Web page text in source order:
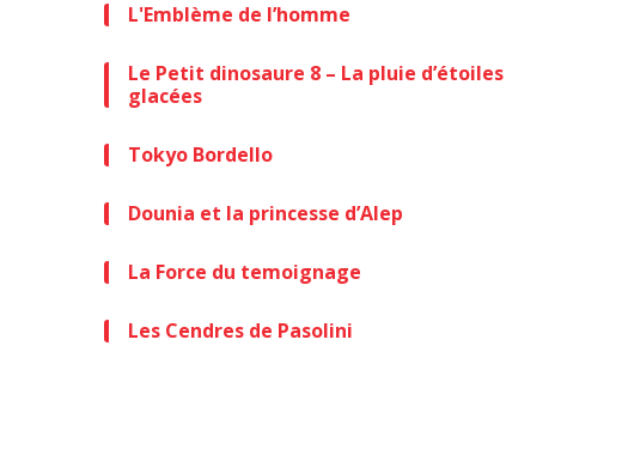
L'Emblème de l’homme
Le Petit dinosaure 8 – La pluie d’étoiles
glacées
Tokyo Bordello
Dounia et la princesse d’Alep
La Force du temoignage
Les Cendres de Pasolini